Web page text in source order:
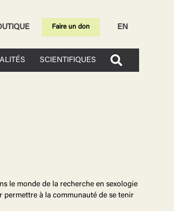
Faire un don EN
SCIENTIFIQUES
le monde de la recherche en sexologie
permettre à la communauté de se tenir